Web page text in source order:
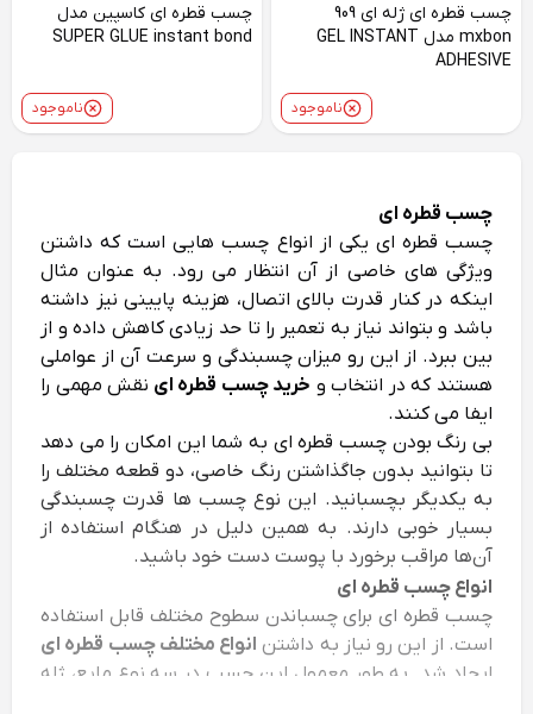
چسب قطره ای ژله ای 909
mxbon مدل GEL INSTANT
ADHESIVE
ناموجود
چسب قطره ای کاسپین مدل
SUPER GLUE instant bond
ناموجود
چسب قطره ای
چسب قطره ای یکی از انواع چسب‌ هایی است که داشتن
ویژگی‌ های خاصی از آن انتظار می‌ رود. به عنوان مثال
اینکه در کنار قدرت بالای اتصال، هزینه پایینی نیز داشته
باشد و بتواند نیاز به تعمیر را تا حد زیادی کاهش داده و از
بین ببرد. از این رو میزان چسبندگی و سرعت آن از عواملی
هستند که در انتخاب و خرید چسب قطره ای نقش مهمی را
ایفا می‌ کنند.
بی‌ رنگ بودن چسب قطره ای به شما این امکان را می‌ دهد
تا بتوانید بدون جاگذاشتن رنگ خاصی، دو قطعه مختلف را
به یکدیگر بچسبانید. این نوع چسب‌ ها قدرت چسبندگی
بسیار خوبی دارند. به همین دلیل در هنگام استفاده از
آن‌ها مراقب برخورد با پوست دست خود باشید.
انواع چسب قطره ای
چسب قطره ای برای چسباندن سطوح مختلف قابل استفاده
است. از این رو نیاز به داشتن انواع مختلف چسب قطره ای
ایجاد شد. به طور معمول این چسب در سه نوع مایع، ژله‌